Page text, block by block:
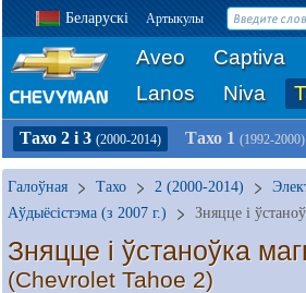
Беларускі Артыкулы
Aveo Captiva
Lanos
Niva
Тахо 2 і 3 (2000-2014) Тахо 1 (1992-2000)
Галоўная Тахо 2 (2000-2014)
Аўдыёсістэма (з 2007 г.)
Зняцце і
Зняцце і ўстаноўка
(Chevrolet Tahoe 2)